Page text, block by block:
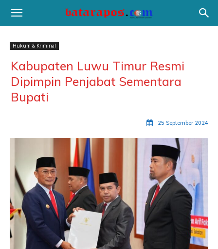
Hukum & Kriminal
Kabupaten Luwu Timur Resmi
Dipimpin Penjabat Sementara
Bupati
25 September 2024